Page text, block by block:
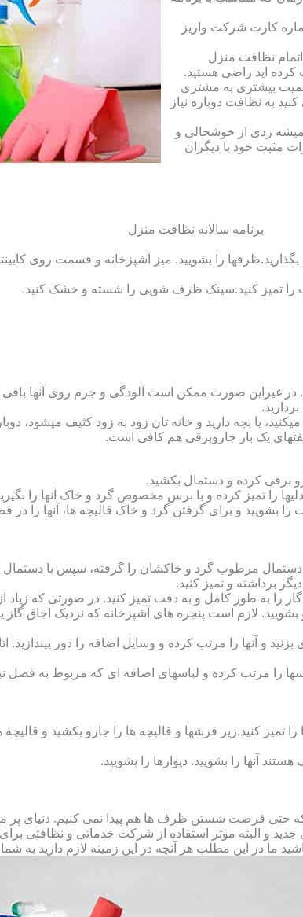
کارت شرکت واریز
نظافت منزل
اید راضی هستید.
بیشتری به مشتری
به نظافت دوباره نیاز
ردی از خوشحالی و
مثبت خود با دیگران
برنامه سالانه نظافت منزل
را بشویید. میز آشپزخانه و قسمت روی
تمیز کنید.سینک ظرف شویی را شسته و خشک کنید.
غیراین صورت ممکن است آلودگی و جرم روی آنها باقی
یا بچه دارید و خانه‏ تان زود به زود کثیف می‏شود،
یک بار جاروبرقی هم کافی است.
برقی کرده و دستمال بکشید.
را تمیز کرده و با برس مخصوص گرد و خاک آنها را
بشویید و برای گرفتن گرد و خاک قالیچه‏ ها، آنها را در
با دستمال مرطوب گرد و خاک‏شان را گرفته، سپس با
برداشته و تمیز کنید.
گاز را به طور کامل و به دقت تمیز کنید. در صورتی که زیاد
بشویید. لازم است پنجره‏ های آشپزخانه که نزدیک
و آنها را مرتب کرده و وسایل اضافه را دور بیندازید.
را مرتب کرده و لباس‏های اضافه ای که مربوط به فصل
کنید.زیر فرش‏ها و قالیچه‏ ها را جارو بکشید و قالیچه‏
آنها را بشویید. دیوارها را بشویید.
فرصت شستن ظرف ها هم پیدا نمی کنیم. دنیای پر
جدید و البته موثر استفاده از شرکت خدماتی و نظافتی
ما در این مطلب هر آنچه در این زمینه لازم دارید به